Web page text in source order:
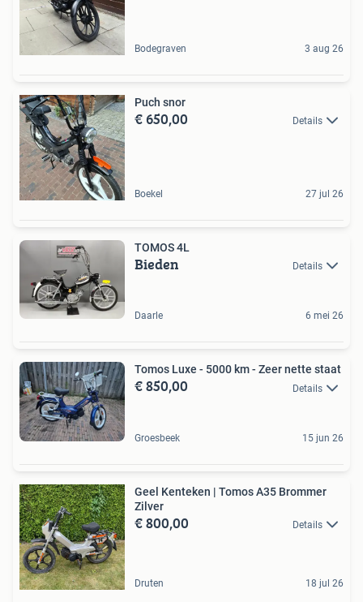
Bodegraven 3 aug 26
Puch snor
€ 650,00 Details
Boekel 27 jul 26
TOMOS 4L
Bieden Details
Daarle 6 mei 26
Tomos Luxe - 5000 km - Zeer nette staat
€ 850,00 Details
Groesbeek 15 jun 26
Geel Kenteken | Tomos A35 Brommer
Zilver
€ 800,00 Details
Druten 18 jul 26